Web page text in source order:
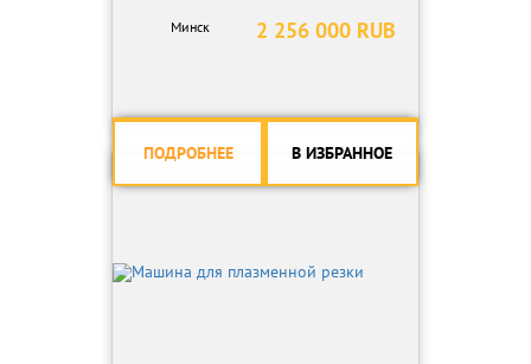
2 256 000 RUB
Минск
ПОДРОБНЕЕ В ИЗБРАННОЕ